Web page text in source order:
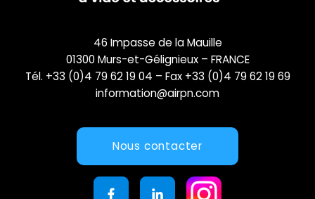
46 Impasse de la Mauille
01300 Murs-et-Gélignieux – FRANCE
Tél. +33 (0)4 79 62 19 04 – Fax +33 (0)4 79 62 19 69
information@airpn.com
Nous contacter